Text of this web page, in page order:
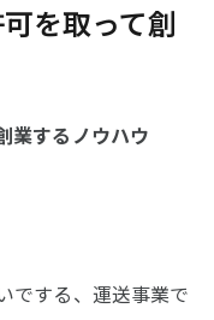
を取って創
業するノウハウ
でする、運送事業で